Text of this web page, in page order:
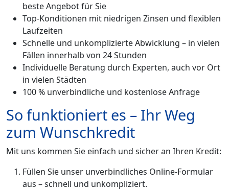
beste Angebot für Sie
Top-Konditionen mit niedrigen Zinsen und flexiblen
Laufzeiten
Schnelle und unkomplizierte Abwicklung – in vielen
Fällen innerhalb von 24 Stunden
Individuelle Beratung durch Experten, auch vor Ort
in vielen Städten
100 % unverbindliche und kostenlose Anfrage
So funktioniert es – Ihr Weg
zum Wunschkredit
Mit uns kommen Sie einfach und sicher an Ihren Kredit:
Füllen Sie unser unverbindliches Online-Formular
aus – schnell und unkompliziert.